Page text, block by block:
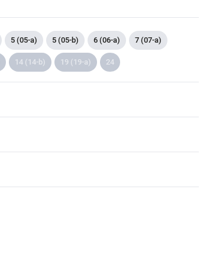
5 (05-a) 5 (05-b) 6 (06-a) 7 (07-a)
14 (14-b) 19 (19-a) 24